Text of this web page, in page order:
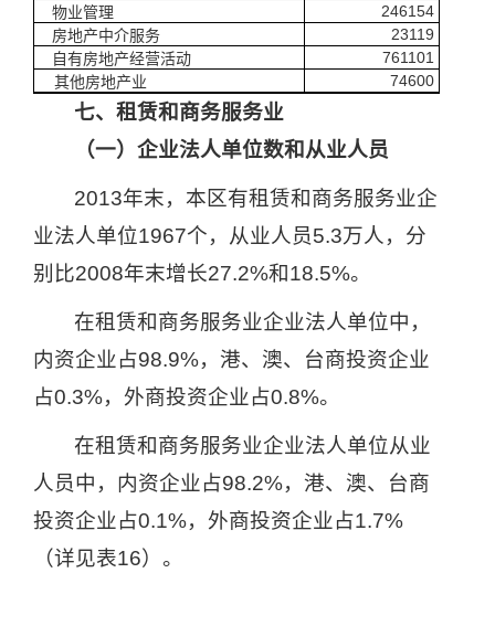
物业管理
246154
房地产中介服务
23119
自有房地产经营活动
761101
其他房地产业
74600
七、租赁和商务服务业
（一）企业法人单位数和从业人员
2013年末，本区有租赁和商务服务业企
业法人单位1967个，从业人员5.3万人，分
别比2008年末增长27.2%和18.5%。
在租赁和商务服务业企业法人单位中，
内资企业占98.9%，港、澳、台商投资企业
占0.3%，外商投资企业占0.8%。
在租赁和商务服务业企业法人单位从业
人员中，内资企业占98.2%，港、澳、台商
投资企业占0.1%，外商投资企业占1.7%
（详见表16）。